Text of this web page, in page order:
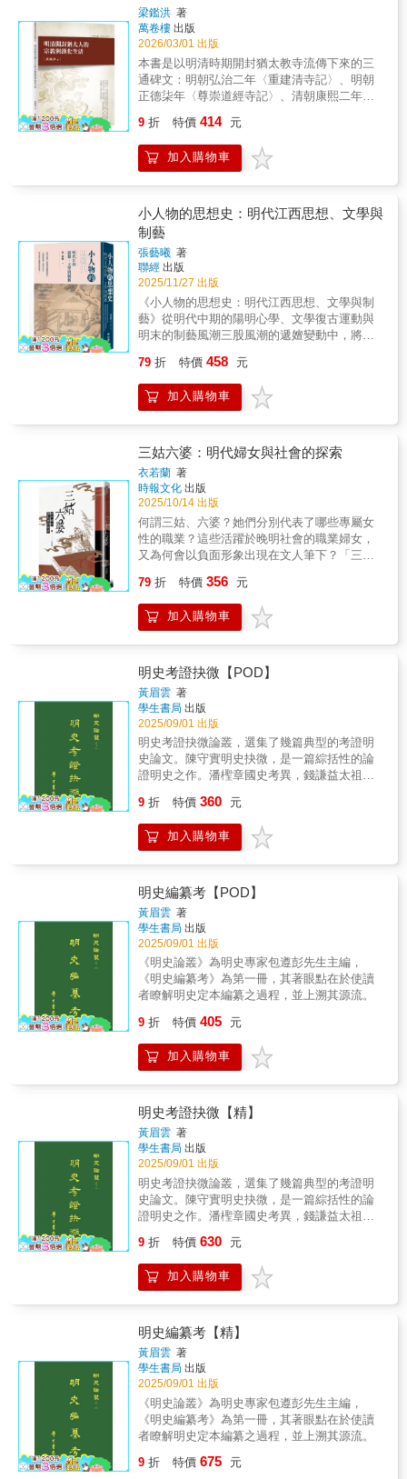
是至今明史研究的必讀書目，也是吳晗的代表
作品。【名人推薦】seayu 「即食歷史」創
辦人江仲淵 「歷史說書人 History
Storyteller」團隊創辦人邱澎生 上海交通大學
歷史系特聘教授徐泓 暨南國際大學榮譽教
授、南開大學歷史學院講座教授張哲郎 政治
大學歷史系名譽教授連啟元 中國文化大學史
學系教授潘光哲 中央研究院近代史研究所研
序）
變」成為歷史必然的深層原因。崇禎走上煤山
之前的最後七十二小時，北京城內外波譎雲
詭，看似固若金湯的北京城，卻被一場匪夷所
思的陰謀所包裹。 作者透過既有史料深入挖
掘，從李自成進軍路線之謎的分析、大明國庫
真實情況的數據、北京城門未按慣例堵塞的防
禦漏洞等真實細節，從中抽絲剝繭，層層推
理，揭露明朝滅亡的直接兇手，以充滿張力的
場。 本書在展現明亡前最後三天歷史真相的
同時，也著力刻畫參與其中的各色人物的行為
動機、心路歷程與復雜情緒，崇禎的任性、無
死存亡的關鍵時刻，人性的真實面貌展露無
遺。＊ ＊ ＊史稱「甲申之變」的北京圍城
戰，蘊藏著太多必然與巧合！本書以懸疑小說
式的層層推理，將嚴謹考證與戲劇性敘事完美
結合，逐一替拆解歷史謎團……▍李自成在寧
武關遭逢硬仗，差點撤軍，大同、宣府為何恰
在此時遞上降表？▍居庸關天險易守難攻，但
闖軍居然繞路百里攻破雄關，誰是替闖軍帶路
鍵時刻為什麼不宣吳三桂進京勤王？▍崇禎是
否曾打算南遷南京避難？為什麼南遷之議在朝
堂上遭到全員反對？▍北京遭到圍城的危急時
刻，誰私開城門迎闖軍？又是誰阻止崇禎帝出
「治明史者多論『明亡於萬曆』『明亡於黨
爭』，然而宏大敘事常掩細節之真。《崇禎七
十二小時》獨闢蹊徑，以崇禎殉國前三天為切
片，將王朝覆滅的『必然性』拆解為一個個可
考、可辨的『偶然性』，樁樁件件，皆有史料
為證。此書不做空泛之論，專挖歷史褶皺裡的
『技術性崩壞』，讓讀者看清：大明之亡，實
乃『自己人』織就的羅網，一步步將崇禎拖入
煤山的絕境。於細微處見興亡，堪稱明史寫作
瑞．天命．竊國者》《三國前夜》作者）「歷
來寫甲申之變，多聚焦李自成的天命或崇禎的
剛愎，本書跳出忠奸二元論，以近乎考據的筆
中清楚勾勒出這場「背叛」的脈絡，那些曾被
正史輕描淡寫的細節，在書中串連成了完整的
邏輯鏈。它不只是一部歷史書，更是一把剖開
封建王朝權力肌理的手術刀：當太監、文官、
勳貴為私利合謀，再堅固的『天下雄城』，也
會在七十二小時內轟然倒塌。對於欲深究明亡
真相者，此書不可或缺。」──諶旭彬（《大宋
雖已知結局，卻又無比惋惜。本書既從多個層
面寫出了明朝的必亡，也詳細敘述了明朝最後
時刻，那盤根錯節的關係如何將一代帝王送入
梁鑑洪 著
萬卷樓 出版
2026/03/01 出版
本書是以明清時期開封猶太教寺流傳下來的三
通碑文：明朝弘治二年〈重建清寺記〉、明朝
正德柒年〈尊崇道經寺記〉、清朝康熙二年
的路向，研究這時期的開封猶太人的宗教活動
與漢化活動。全書分五章，第一、二章先論開
封猶太人的淵源及來華簡史，簡述中外學者對
法，敬拜場所的修建，經典與神學思想的特
性，信仰與家庭及社會倫理生活，參與科舉並
進身官場。第五章是討論他們的漢化神學，以
說明他們「儒表猶裡」的宗教特點。
9 折 特價 414 元
加入購物車
小人物的思想史：明代江西思想、文學與
制藝
張藝曦 著
聯經 出版
2025/11/27 出版
《小人物的思想史：明代江西思想、文學與制
藝》從明代中期的陽明心學、文學復古運動與
明末的制藝風潮三股風潮的遞嬗變動中，將視
隱形推手──小讀書人及其社集活動。 當十六世
紀的陽明心學與文學復古運動從巔峰走向中
衰，思想界迎來了何種轉變？全書跳脫傳統以
被動傳播者，而是鄉里風氣的真正塑造者。面
對科舉功名的壓力與未來生計的不確定性，他
們的集體焦慮與務實抉擇，最終將時代風潮從
心性義理的講說，導向與科舉功名相關的制藝
寫作。 本書以江右陽明學派所在的江西為場
域，剖析三股風潮的交織與消長，並指出小讀
書人在大儒之外，走出自己的道路，匯聚成一
股足以牽動明末思潮走向的力量。這部從基層
出發的「小人物思想史」，為理解明代思想文
代的變遷，往往始於無數小人物在生存與理想
間的微小抉擇。
79 折 特價 458 元
加入購物車
三姑六婆：明代婦女與社會的探索
衣若蘭 著
時報文化 出版
2025/10/14 出版
何謂三姑、六婆？她們分別代表了哪些專屬女
性的職業？這些活躍於晚明社會的職業婦女，
又為何會以負面形象出現在文人筆下？「三姑
閒話、道人長短的婦人形象，如墨般暈染了百
年。它的負面印象，早已滲入我們的血液，成
為某種常識。然而，我們已經遺忘，三姑、六
板的濾鏡，深入明代的社會肌理，試圖解構那
些被忽視的「三姑六婆」。在那個崇尚變革、
標新立異的明代晚期，她們究竟扮演了怎樣的
角色？文人筆下那些浮誇的詆毀：巧言令色、
貪財好利，甚至媒介姦淫，顯現的，或許正是
不甘於受限的她們，以一種無聲的姿態，衝破
牢籠，影響了整個時代的文化脈動。透過本
書，你將窺見這群活躍的中老年女性，她們真
實的樣貌；她們的足跡，是明代社會最隱晦也
攪動著人們內心深處的秩序與不安，也為僵化
的社會帶入了一股活水，讓資訊與情感有了自
由流動的可能。衣若蘭以輕快的筆觸，掀開歷
史的帷幕，讓我們得以凝視「三姑六婆」這個
複雜的社會現象，並從中體會女性的掙扎、叛
逆與韌性，饒富深意，值得細細品味。
79 折 特價 356 元
加入購物車
明史考證抉微【POD】
黃眉雲 著
學生書局 出版
2025/09/01 出版
明史考證抉微論叢，選集了幾篇典型的考證明
史論文。陳守實明史抉微，是一篇綜括性的論
證明史之作。潘檉章國史考異，錢謙益太祖實
線，具見功力之深。盧文弨讀史札記，乃其家
藏稿本，別無副墨流傳。李光濤先生論乾隆年
刊行之明史，在許多駁正明史著作中，是最新
9 折 特價 360 元
加入購物車
明史編纂考【POD】
黃眉雲 著
學生書局 出版
2025/09/01 出版
《明史論叢》為明史專家包遵彭先生主編，
《明史編纂考》為第一冊，其著眼點在於使讀
者瞭解明史定本編纂之過程，並上溯其源流。
9 折 特價 405 元
加入購物車
明史考證抉微【精】
黃眉雲 著
學生書局 出版
2025/09/01 出版
明史考證抉微論叢，選集了幾篇典型的考證明
史論文。陳守實明史抉微，是一篇綜括性的論
證明史之作。潘檉章國史考異，錢謙益太祖實
線，具見功力之深。盧文弨讀史札記，乃其家
藏稿本，別無副墨流傳。李光濤先生論乾隆年
刊行之明史，在許多駁正明史著作中，是最新
9 折 特價 630 元
加入購物車
明史編纂考【精】
黃眉雲 著
學生書局 出版
2025/09/01 出版
《明史論叢》為明史專家包遵彭先生主編，
《明史編纂考》為第一冊，其著眼點在於使讀
者瞭解明史定本編纂之過程，並上溯其源流。
9 折 特價 675 元